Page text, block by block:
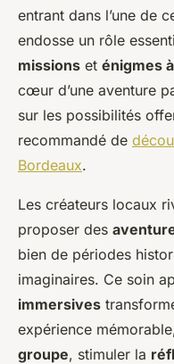
entrant dans l’une de
endosse un rôle
missions et énigmes
cœur d’une aventure
sur les possibilités
recommandé de
Bordeaux.
Les créateurs locaux
proposer des
bien de périodes
imaginaires. Ce soin
immersives
expérience
groupe, stimuler la